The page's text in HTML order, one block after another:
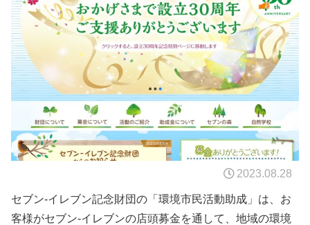
2023.08.28
セブン-イレブン記念財団の「環境市民活動助成」は、お
客様がセブン-イレブンの店頭募金を通して、地域の環境